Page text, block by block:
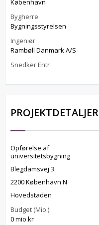
København
Bygherre
Bygningsstyrelsen
Ingeniør
Rambøll Danmark A/S
Snedker Entr
PROJEKTDETALJER
Opførelse af
universitetsbygning
Blegdamsvej 3
2200 København N
Hovedstaden
Budget (Mio.):
0 mio.kr